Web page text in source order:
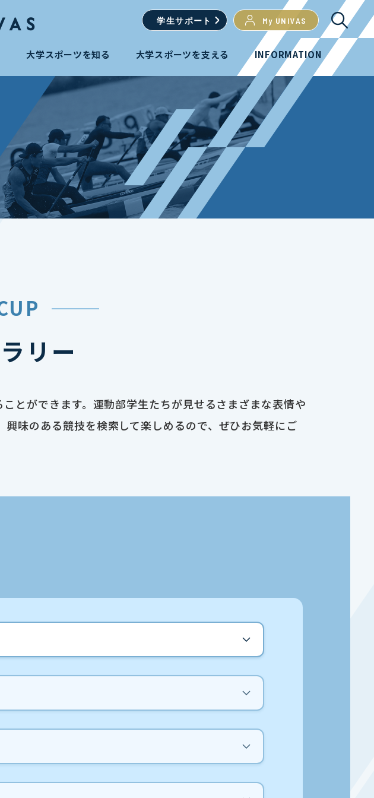
学生サポート My UNIVAS
大学スポーツを知る 大学スポーツを支える INFORMATION
リー
とができます。運動部学生たちが見せるさまざまな表情や
味のある競技を検索して楽しめるので、ぜひお気軽にご